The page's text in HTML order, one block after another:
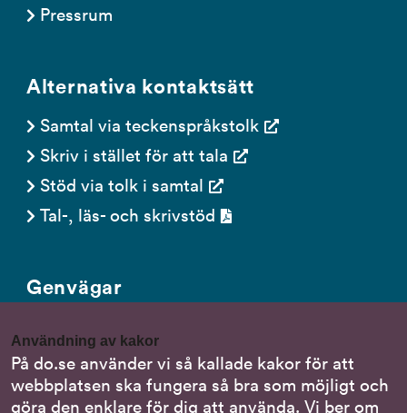
Användning av kakor
På do.se använder vi så kallade kakor för att
webbplatsen ska fungera så bra som möjligt och
göra den enklare för dig att använda. Vi ber om
Pressrum
Alternativa kontaktsätt
Samtal via teckenspråkstolk
Skriv i stället för att tala
Stöd via tolk i samtal
Tal-, läs- och skrivstöd
Genvägar
Nationella minoritetsspråk
Om DO:s webbplats